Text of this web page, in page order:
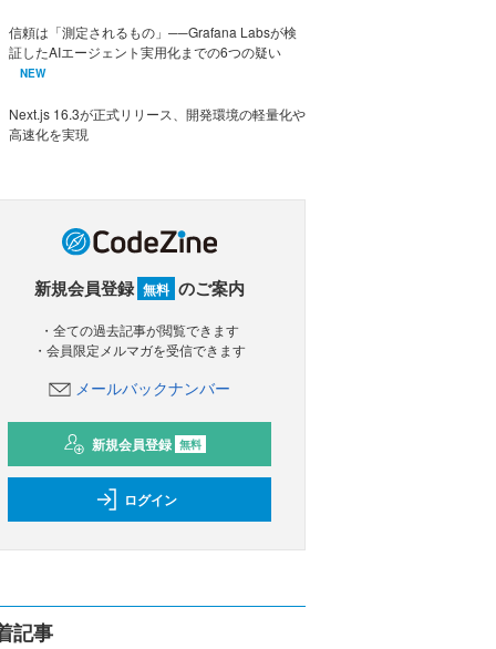
信頼は「測定されるもの」──Grafana Labsが検
証したAIエージェント実用化までの6つの疑い
NEW
Next.js 16.3が正式リリース、開発環境の軽量化や
高速化を実現
新規会員登録 無料 のご案内
・全ての過去記事が閲覧できます
・会員限定メルマガを受信できます
メールバックナンバー
新規会員登録 無料
ログイン
記事